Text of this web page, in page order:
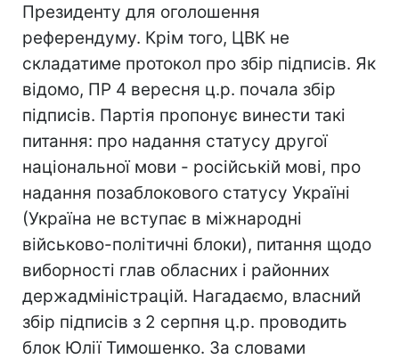
Президенту для оголошення
референдуму. Крім того, ЦВК не
складатиме протокол про збір підписів. Як
відомо, ПР 4 вересня ц.р. почала збір
підписів. Партія пропонує винести такі
питання: про надання статусу другої
національної мови - російській мові, про
надання позаблокового статусу Україні
(Україна не вступає в міжнародні
військово-політичні блоки), питання щодо
виборності глав обласних і районних
держадміністрацій. Нагадаємо, власний
збір підписів з 2 серпня ц.р. проводить
блок Юлії Тимошенко. За словами